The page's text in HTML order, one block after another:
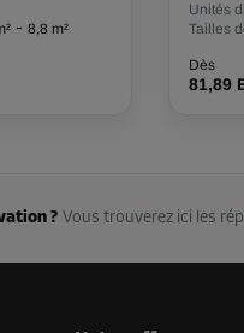
- 8,8 m²
Unités
Tailles
Dès
81,89
? Vous trouverez ici les